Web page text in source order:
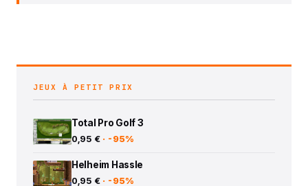
JEUX À PETIT PRIX
Total Pro Golf 3
0,95 € · -95%
Helheim Hassle
0,95 € · -95%